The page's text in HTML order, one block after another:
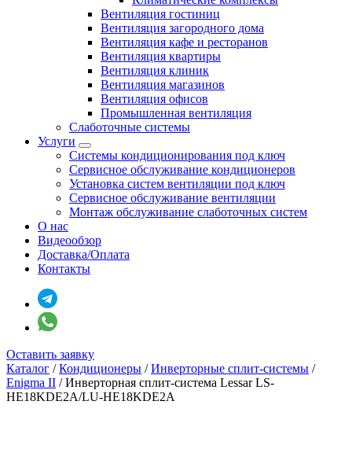
Вентиляция гостиниц
Вентиляция загородного дома
Вентиляция кафе и ресторанов
Вентиляция квартиры
Вентиляция клиник
Вентиляция магазинов
Вентиляция офисов
Промышленная вентиляция
Слаботочные системы
Услуги
Системы кондиционирования под ключ
Сервисное обслуживание кондиционеров
Установка систем вентиляции под ключ
Сервисное обслуживание вентиляции
Монтаж обслуживание слаботочных систем
О нас
Видеообзор
Доставка/Оплата
Контакты
Оставить заявку
Каталог /Кондиционеры /Инверторные сплит-системы /
Enigma II /Инверторная сплит-система Lessar LS-
HE18KDE2A/LU-HE18KDE2A